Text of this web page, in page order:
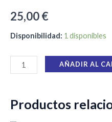
25,00€
Disponibilidad: 1 disponibles
AÑADIR AL
Productos